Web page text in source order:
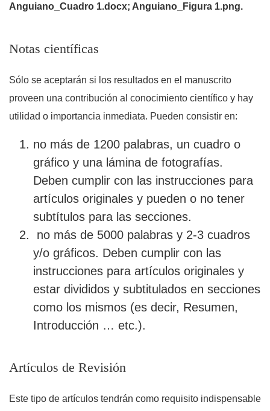
Anguiano_Cuadro 1.docx; Anguiano_Figura 1.png.
Notas científicas
Sólo se aceptarán si los resultados en el manuscrito
proveen una contribución al conocimiento científico y hay
utilidad o importancia inmediata. Pueden consistir en:
no más de 1200 palabras, un cuadro o
gráfico y una lámina de fotografías.
Deben cumplir con las instrucciones para
artículos originales y pueden o no tener
subtítulos para las secciones.
no más de 5000 palabras y 2-3 cuadros
y/o gráficos. Deben cumplir con las
instrucciones para artículos originales y
estar divididos y subtitulados en secciones
como los mismos (es decir, Resumen,
Introducción … etc.).
Artículos de Revisión
Este tipo de artículos tendrán como requisito indispensable